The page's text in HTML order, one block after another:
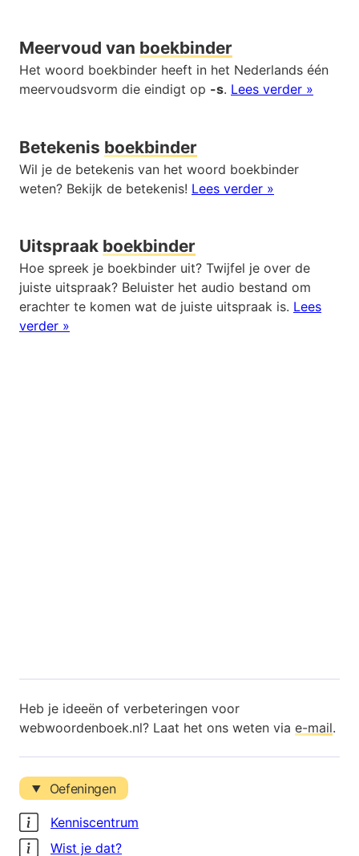
Meervoud van boekbinder
Het woord boekbinder heeft in het Nederlands één
meervoudsvorm die eindigt op -s. Lees verder »
Betekenis boekbinder
Wil je de betekenis van het woord boekbinder
weten? Bekijk de betekenis! Lees verder »
Uitspraak boekbinder
Hoe spreek je boekbinder uit? Twijfel je over de
juiste uitspraak? Beluister het audio bestand om
erachter te komen wat de juiste uitspraak is. Lees
verder »
Heb je ideeën of verbeteringen voor
webwoordenboek.nl? Laat het ons weten via e-mail.
Oefeningen
Kenniscentrum
Wist je dat?